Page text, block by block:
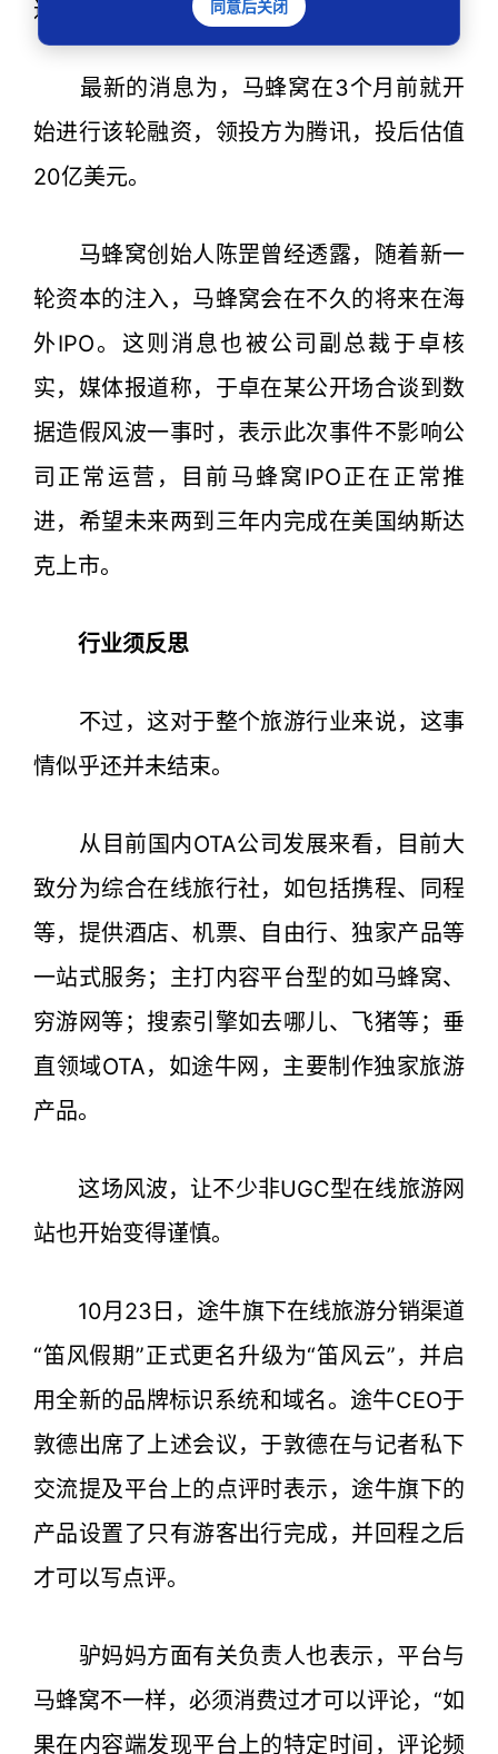
达25亿美元，约合人民币175亿元。
最新的消息为，马蜂窝在3个月前就开
始进行该轮融资，领投方为腾讯，投后估值
20亿美元。
马蜂窝创始人陈罡曾经透露，随着新一
轮资本的注入，马蜂窝会在不久的将来在海
外IPO。这则消息也被公司副总裁于卓核
实，媒体报道称，于卓在某公开场合谈到数
据造假风波一事时，表示此次事件不影响公
司正常运营，目前马蜂窝IPO正在正常推
进，希望未来两到三年内完成在美国纳斯达
克上市。
行业须反思
不过，这对于整个旅游行业来说，这事
情似乎还并未结束。
从目前国内OTA公司发展来看，目前大
致分为综合在线旅行社，如包括携程、同程
等，提供酒店、机票、自由行、独家产品等
一站式服务；主打内容平台型的如马蜂窝、
穷游网等；搜索引擎如去哪儿、飞猪等；垂
直领域OTA，如途牛网，主要制作独家旅游
产品。
这场风波，让不少非UGC型在线旅游网
站也开始变得谨慎。
10月23日，途牛旗下在线旅游分销渠道
“笛风假期”正式更名升级为“笛风云”，并启
用全新的品牌标识系统和域名。途牛CEO于
敦德出席了上述会议，于敦德在与记者私下
交流提及平台上的点评时表示，途牛旗下的
产品设置了只有游客出行完成，并回程之后
才可以写点评。
驴妈妈方面有关负责人也表示，平台与
马蜂窝不一样，必须消费过才可以评论，“如
果在内容端发现平台上的特定时间，评论频
同意后关闭